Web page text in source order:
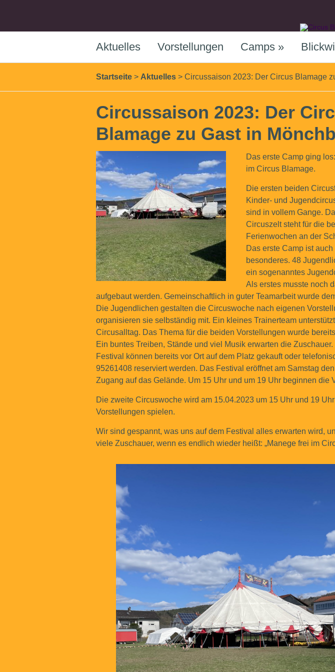
Aktuelles Vorstellungen Camps »
Startseite > Aktuelles > Circussaison 2023: Der Circus Blamage
Circussaison 2023: Der
Blamage zu Gast in
Das erste Camp ging
im Circus Blamage.
Die ersten beiden
Kinder- und
sind in vollem Gange.
Circuszelt steht für die
Ferienwochen an der
Das erste Camp ist
besonderes. 48
ein sogenanntes
Als erstes musste noch
aufgebaut werden. Gemeinschaftlich in guter Teamarbeit wurde
Die Jugendlichen gestalten die Circuswoche nach eigenen
organisieren sie selbständig mit. Ein kleines Trainerteam
Circusalltag. Das Thema für die beiden Vorstellungen wurde
Ein buntes Treiben, Stände und viel Musik erwarten die
Festival können bereits vor Ort auf dem Platz gekauft oder
95261408 reserviert werden. Das Festival eröffnet am Samstag
Zugang auf das Gelände. Um 15 Uhr und um 19 Uhr beginnen die
Die zweite Circuswoche wird am 15.04.2023 um 15 Uhr und 19
Vorstellungen spielen.
Wir sind gespannt, was uns auf dem Festival alles erwarten wird,
viele Zuschauer, wenn es endlich wieder heißt: „Manege frei im